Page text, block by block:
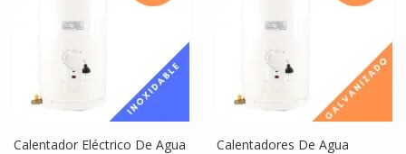
Calentador Eléctrico De Agua
Calentadores De Agua